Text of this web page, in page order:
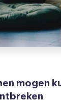
mogen